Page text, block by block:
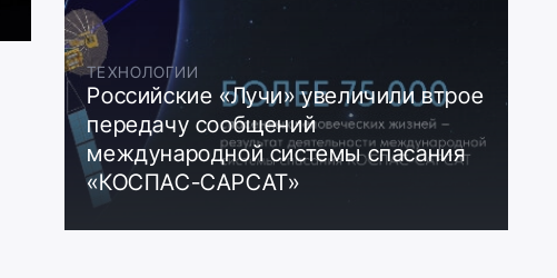
ТЕХНОЛОГИИ
Российские «Лучи» увеличили втрое
передачу сообщений
международной системы спасания
«КОСПАС-САРСАТ»